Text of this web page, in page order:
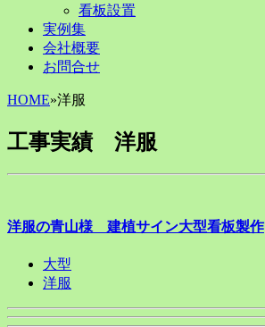
看板設置
実例集
会社概要
お問合せ
HOME»洋服
工事実績 洋服
洋服の青山様 建植サイン大型看板製作
大型
洋服